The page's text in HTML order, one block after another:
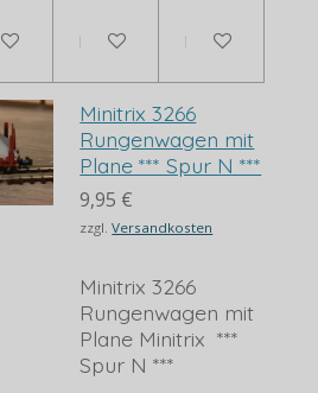
WarenkorbBei Verfügbarkeit
In den
Minitrix 3266
Rungenwagen mit
Plane *** Spur N ***
9,95 €
zzgl.Versandkosten
Minitrix 3266
Rungenwagen mit
Plane Minitrix ***
Spur N ***